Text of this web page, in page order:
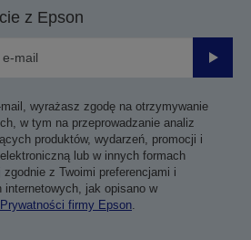
z Epson
wyrażasz zgodę na otrzymywanie
w tym na przeprowadzanie analiz
produktów, wydarzeń, promocji i
lub w innych formach
z Twoimi preferencjami i
internetowych, jak opisano w
firmy Epson